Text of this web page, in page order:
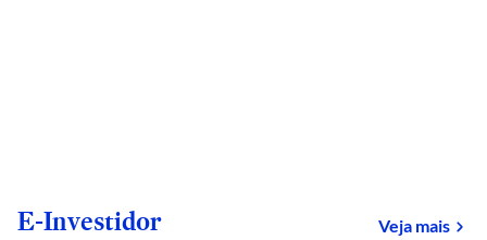
E-Investidor Veja mais